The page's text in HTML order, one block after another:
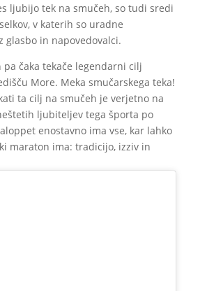
ljubijo tek na smučeh, so tudi sredi
v katerih so uradne
glasbo in napovedovalci.
pa čaka tekače legendarni cilj
More. Meka smučarskega teka!
ta cilj na smučeh je verjetno na
ljubiteljev tega športa po
enostavno ima vse, kar lahko
maraton ima: tradicijo, izziv in